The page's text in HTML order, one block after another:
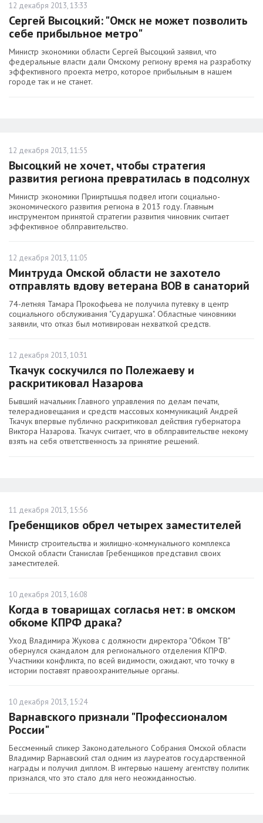
12 декабря 2013, 13:33
Сергей Высоцкий: "Омск не может позволить
себе прибыльное метро"
Министр экономики области Сергей Высоцкий заявил, что
федеральные власти дали Омскому региону время на разработку
эффективного проекта метро, которое прибыльным в нашем
городе так и не станет.
12 декабря 2013, 11:55
Высоцкий не хочет, чтобы стратегия
развития региона превратилась в подсолнух
Министр экономики Прииртышья подвел итоги социально-
экономического развития региона в 2013 году. Главным
инструментом принятой стратегии развития чиновник считает
эффективное облправительство.
12 декабря 2013, 11:05
Минтруда Омской области не захотело
отправлять вдову ветерана ВОВ в санаторий
74-летняя Тамара Прокофьева не получила путевку в центр
социального обслуживания "Сударушка". Областные чиновники
заявили, что отказ был мотивирован нехваткой средств.
12 декабря 2013, 10:31
Ткачук соскучился по Полежаеву и
раскритиковал Назарова
Бывший начальник Главного управления по делам печати,
телерадиовещания и средств массовых коммуникаций Андрей
Ткачук впервые публично раскритиковал действия губернатора
Виктора Назарова. Ткачук считает, что в облправительстве некому
взять на себя ответственность за принятие решений.
11 декабря 2013, 15:56
Гребенщиков обрел четырех заместителей
Министр строительства и жилищно-коммунального комплекса
Омской области Станислав Гребенщиков представил своих
заместителей.
10 декабря 2013, 16:08
Когда в товарищах согласья нет: в омском
обкоме КПРФ драка?
Уход Владимира Жукова с должности директора "Обком ТВ"
обернулся скандалом для регионального отделения КПРФ.
Участники конфликта, по всей видимости, ожидают, что точку в
истории поставят правоохранительные органы.
10 декабря 2013, 15:24
Варнавского признали "Профессионалом
России"
Бессменный спикер Законодательного Собрания Омской области
Владимир Варнавский стал одним из лауреатов государственной
награды и получил диплом. В интервью нашему агентству политик
признался, что это стало для него неожиданностью.